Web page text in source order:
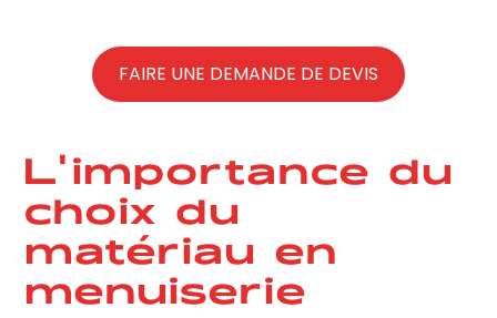
FAIRE UNE DEMANDE DE DEVIS
L'importance du
choix du
matériau en
menuiserie